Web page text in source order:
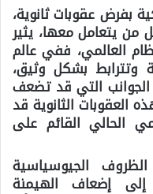
بفرض عقوبات ثانوية،
يتعامل معها، يثير
العالمي، ففي عالم
وتترابط بشكل وثيق،
التي قد تضعف
العقوبات الثانوية قد
الحالي القائم على
الجيوسياسية
إضعاف الهيمنة